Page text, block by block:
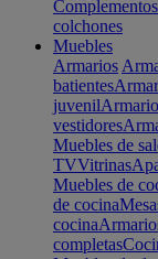
colchones
Muebles
Armarios
batientes
juvenil
vestidores
Muebles de
TVVitrinas
Muebles de
de cocina
cocina
completas